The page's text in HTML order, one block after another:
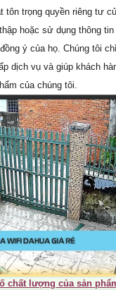
tôn trọng quyền riêng tư
hoặc sử dụng thông
ý của họ. Chúng tôi
dịch vụ và giúp khách
của chúng tôi.
chất lượng của sản